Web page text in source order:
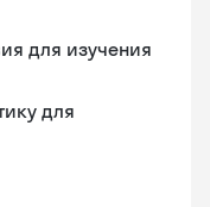
для изучения
для